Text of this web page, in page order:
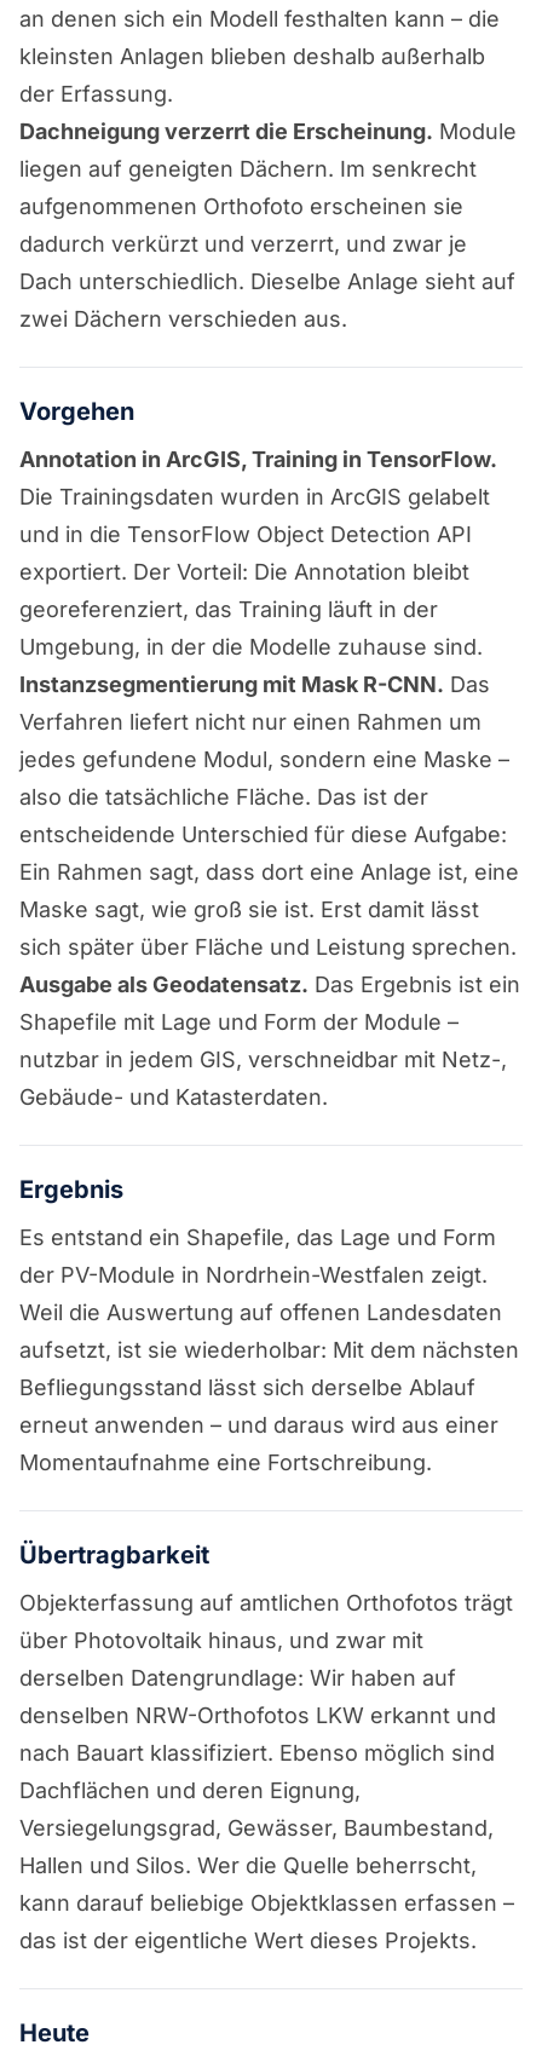
an denen sich ein Modell festhalten kann – die
kleinsten Anlagen blieben deshalb außerhalb
der Erfassung.
Dachneigung verzerrt die Erscheinung. Module
liegen auf geneigten Dächern. Im senkrecht
aufgenommenen Orthofoto erscheinen sie
dadurch verkürzt und verzerrt, und zwar je
Dach unterschiedlich. Dieselbe Anlage sieht auf
zwei Dächern verschieden aus.
Vorgehen
Annotation in ArcGIS, Training in TensorFlow.
Die Trainingsdaten wurden in ArcGIS gelabelt
und in die TensorFlow Object Detection API
exportiert. Der Vorteil: Die Annotation bleibt
georeferenziert, das Training läuft in der
Umgebung, in der die Modelle zuhause sind.
Instanzsegmentierung mit Mask R-CNN. Das
Verfahren liefert nicht nur einen Rahmen um
jedes gefundene Modul, sondern eine Maske –
also die tatsächliche Fläche. Das ist der
entscheidende Unterschied für diese Aufgabe:
Ein Rahmen sagt, dass dort eine Anlage ist, eine
Maske sagt, wie groß sie ist. Erst damit lässt
sich später über Fläche und Leistung sprechen.
Ausgabe als Geodatensatz. Das Ergebnis ist ein
Shapefile mit Lage und Form der Module –
nutzbar in jedem GIS, verschneidbar mit Netz-,
Gebäude- und Katasterdaten.
Ergebnis
Es entstand ein Shapefile, das Lage und Form
der PV-Module in Nordrhein-Westfalen zeigt.
Weil die Auswertung auf offenen Landesdaten
aufsetzt, ist sie wiederholbar: Mit dem nächsten
Befliegungsstand lässt sich derselbe Ablauf
erneut anwenden – und daraus wird aus einer
Momentaufnahme eine Fortschreibung.
Übertragbarkeit
Objekterfassung auf amtlichen Orthofotos trägt
über Photovoltaik hinaus, und zwar mit
derselben Datengrundlage: Wir haben auf
denselben NRW-Orthofotos LKW erkannt und
nach Bauart klassifiziert. Ebenso möglich sind
Dachflächen und deren Eignung,
Versiegelungsgrad, Gewässer, Baumbestand,
Hallen und Silos. Wer die Quelle beherrscht,
kann darauf beliebige Objektklassen erfassen –
das ist der eigentliche Wert dieses Projekts.
Heute